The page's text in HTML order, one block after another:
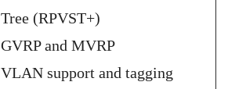
Tree (RPVST+)
GVRP and MVRP
VLAN support and tagging